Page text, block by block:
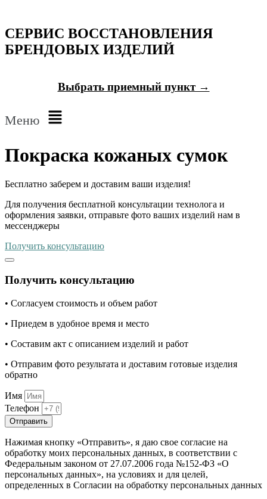
СЕРВИС ВОССТАНОВЛЕНИЯ
БРЕНДОВЫХ ИЗДЕЛИЙ
Выбрать приемный пункт →
Меню
Покраска кожаных сумок
Бесплатно заберем и доставим ваши изделия!
Для получения бесплатной консультации технолога и
оформления заявки, отправьте фото ваших изделий нам в
мессенджеры
Получить консультацию
Получить консультацию
• Согласуем стоимость и объем работ
• Приедем в удобное время и место
• Составим акт с описанием изделий и работ
• Отправим фото результата и доставим готовые изделия
обратно
Имя
Телефон
Отправить
Нажимая кнопку «Отправить», я даю свое согласие на
обработку моих персональных данных, в соответствии с
Федеральным законом от 27.07.2006 года №152-ФЗ «О
персональных данных», на условиях и для целей,
определенных в Согласии на обработку персональных данных